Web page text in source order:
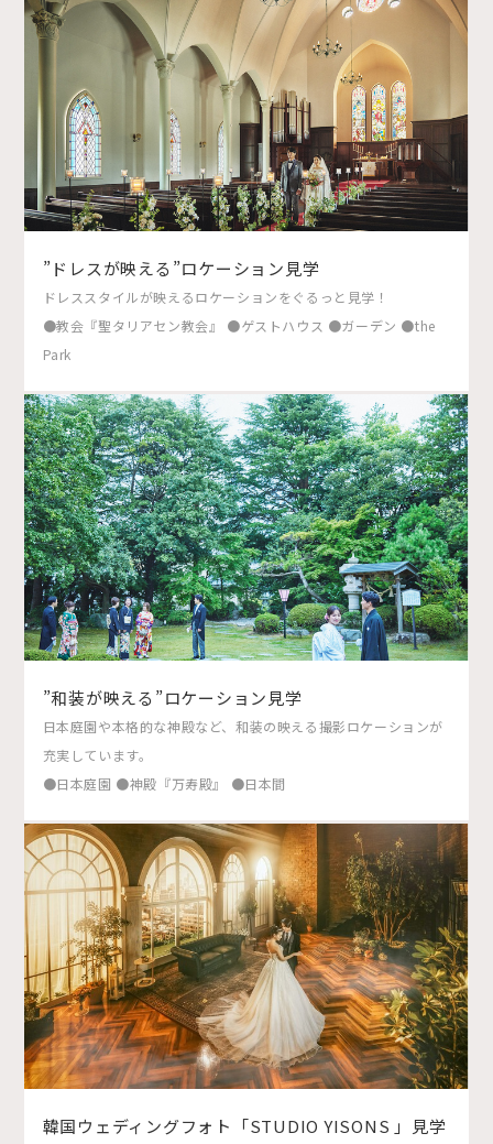
”ドレスが映える”ロケーション見学
ドレススタイルが映えるロケーションをぐるっと見学！
●教会『聖タリアセン教会』 ●ゲストハウス ●ガーデン ●the
Park
”和装が映える”ロケーション見学
日本庭園や本格的な神殿など、和装の映える撮影ロケーションが
充実しています。
●日本庭園 ●神殿『万寿殿』 ●日本間
韓国ウェディングフォト「STUDIO YISONS 」見学